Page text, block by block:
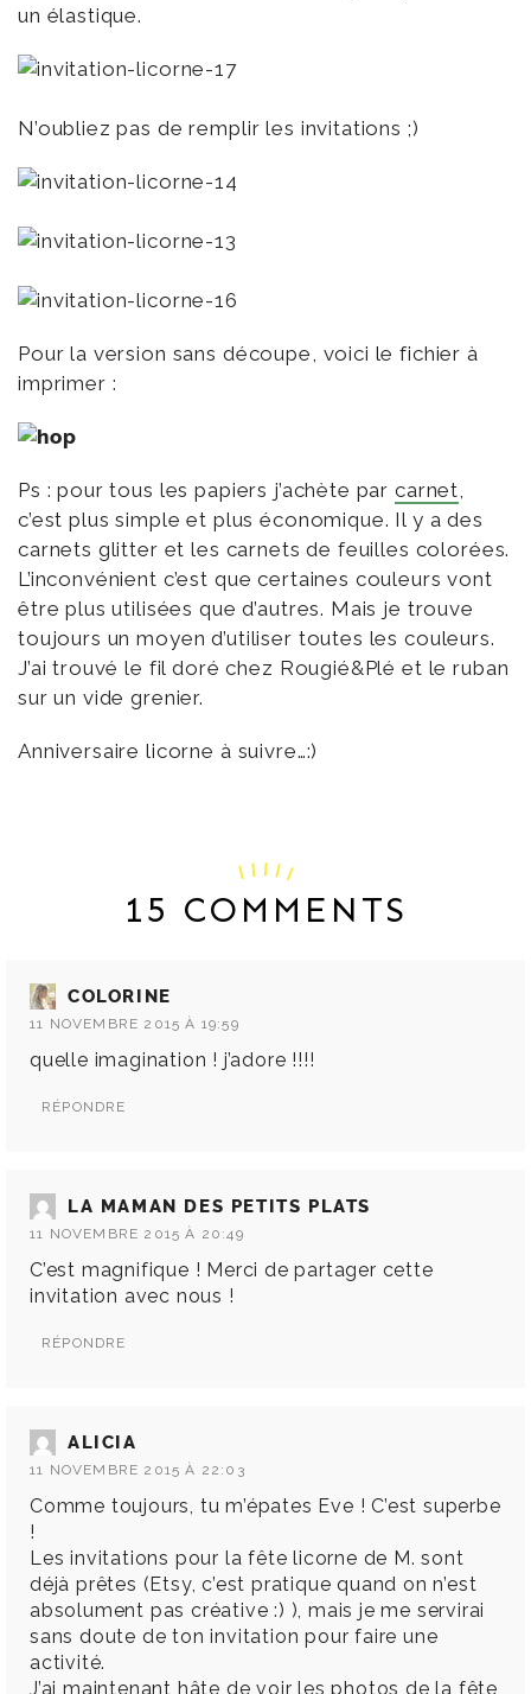
un élastique.
N’oubliez pas de remplir les invitations ;)
Pour la version sans découpe, voici le fichier à
imprimer :
Ps : pour tous les papiers j’achète parcarnet,
c’est plus simple et plus économique. Il y a des
carnets glitter et les carnets de feuilles colorées.
L’inconvénient c’est que certaines couleurs vont
être plus utilisées que d’autres. Mais je trouve
toujours un moyen d’utiliser toutes les couleurs.
J’ai trouvé le fil doré chez Rougié&Plé et le ruban
sur un vide grenier.
Anniversaire licorne à suivre…:)
15 COMMENTS
COLORINE
11 NOVEMBRE 2015 À 19:59
quelle imagination ! j’adore !!!!
RÉPONDRE
LA MAMAN DES PETITS PLATS
11 NOVEMBRE 2015 À 20:49
C’est magnifique ! Merci de partager cette
invitation avec nous !
RÉPONDRE
ALICIA
11 NOVEMBRE 2015 À 22:03
Comme toujours, tu m’épates Eve ! C’est superbe
!
Les invitations pour la fête licorne de M. sont
déjà prêtes (Etsy, c’est pratique quand on n’est
absolument pas créative :) ), mais je me servirai
sans doute de ton invitation pour faire une
activité.
J’ai maintenant hâte de voir les photos de la fête